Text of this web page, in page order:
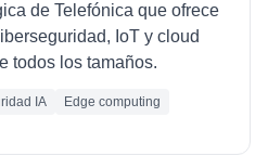
de Telefónica que ofrece
IoT y cloud
todos los tamaños.
IA Edge computing